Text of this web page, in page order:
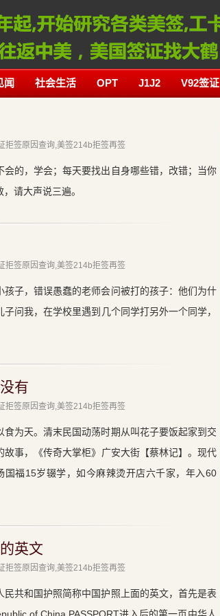
闻 社会生活 OPT J1J2 V92签证
拒签原因查询,美签214b拒签再签
的，学会；每天要找出自身哪些错，改错；当你
请大声说三遍。
拒签原因查询,美签214b拒签再签
孩子，错误愚蠢的老师会问被打的孩子：他们为什
问我，在学校里遇到几个同学打另外一个同学，
有
拒签原因查询,美签214b拒签再签
为天。清末民国动荡时期从叫花子要饭起家到交
故事，《传奇大掌柜》广安大街【蔡林记】。现代
福15岁辍学，如今麻辣烫开店六千家，年入60
英文
拒签原因查询,美签214b拒签再签
共和国护照简称中国护照上面的英文，首先是表